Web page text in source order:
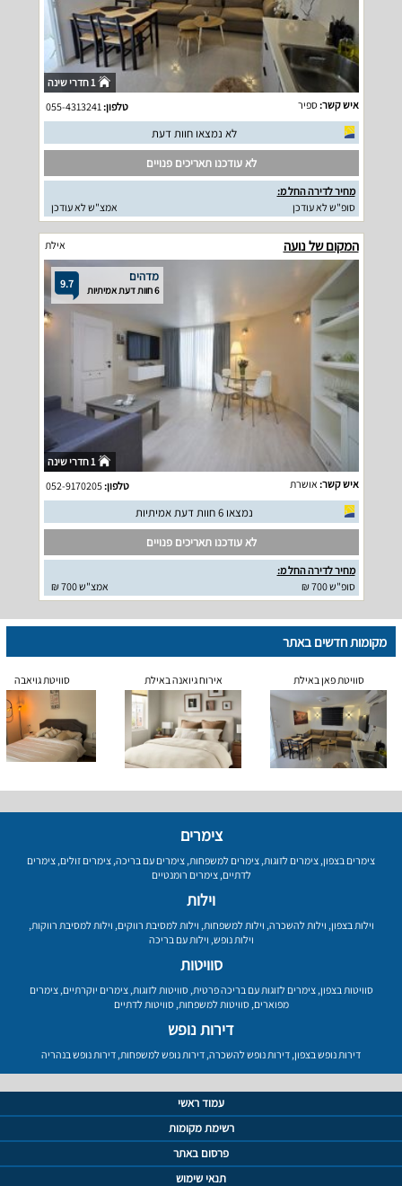
1 חדרי שינה
איש קשר:ספיר טלפון:055-4313241
לא נמצאו חוות דעת
לא עודכנו תאריכים פנויים
מחיר לדירה החל מ:
סופ"ש לא עודכן
אמצ"ש לא עודכן
המקום של נועה אילת
9.7 מדהים
6 חוות דעת אמיתיות
1 חדרי שינה
איש קשר: אושרת טלפון:052-9170205
נמצאו 6 חוות דעת אמיתיות
לא עודכנו תאריכים פנויים
מחיר לדירה החל מ:
סופ"ש 700 ₪
אמצ"ש 700 ₪
מקומות חדשים באתר
סוויטת פאן באילת אירוח גיואנה באילת סוויטת גויאבה
צימרים
צימרים בצפון, צימרים לזוגות, צימרים למשפחות, צימרים עם בריכה, צימרים זולים, צימרים
לדתיים,צימרים רומנטיים
וילות
וילות בצפון, וילות להשכרה, וילות למשפחות, וילות למסיבת רווקים, וילות למסיבת רווקות,
וילות נופש, וילות עם בריכה
סוויטות
סוויטות בצפון,צימרים לזוגות עם בריכה פרטית,סוויטות לזוגות,צימרים יוקרתיים,צימרים
מפוארים,סוויטות למשפחות,סוויטות לדתיים
דירות נופש
דירות נופש בצפון, דירות נופש להשכרה, דירות נופש למשפחות, דירות נופש בנהריה
עמוד ראשי
רשימת מקומות
פרסום באתר
תנאי שימוש